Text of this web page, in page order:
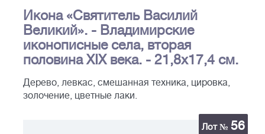
Икона «Святитель Василий
Великий». - Владимирские
иконописные села, вторая
половина XIX века. - 21,8х17,4 см.
Дерево, левкас, смешанная техника, цировка,
золочение, цветные лаки.
Лот № 56